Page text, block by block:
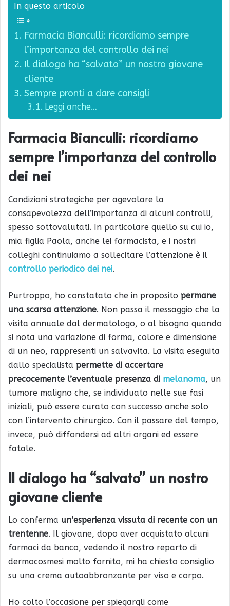
In questo articolo
Farmacia Bianculli: ricordiamo sempre
l’importanza del controllo dei nei
Il dialogo ha “salvato” un nostro giovane
cliente
Sempre pronti a dare consigli
Leggi anche…
Farmacia Bianculli: ricordiamo
sempre l’importanza del controllo
dei nei
Condizioni strategiche per agevolare la
consapevolezza dell’importanza di alcuni controlli,
spesso sottovalutati. In particolare quello su cui io,
mia figlia Paola, anche lei farmacista, e i nostri
colleghi continuiamo a sollecitare l’attenzione è il
controllo periodico dei nei.
Purtroppo, ho constatato che in proposito permane
una scarsa attenzione. Non passa il messaggio che la
visita annuale dal dermatologo, o al bisogno quando
si nota una variazione di forma, colore e dimensione
di un neo, rappresenti un salvavita. La visita eseguita
dallo specialista permette di accertare
precocemente l’eventuale presenza di melanoma, un
tumore maligno che, se individuato nelle sue fasi
iniziali, può essere curato con successo anche solo
con l’intervento chirurgico. Con il passare del tempo,
invece, può diffondersi ad altri organi ed essere
fatale.
Il dialogo ha “salvato” un nostro
giovane cliente
Lo conferma un’esperienza vissuta di recente con un
trentenne. Il giovane, dopo aver acquistato alcuni
farmaci da banco, vedendo il nostro reparto di
dermocosmesi molto fornito, mi ha chiesto consiglio
su una crema autoabbronzante per viso e corpo.
Ho colto l’occasione per spiegargli come